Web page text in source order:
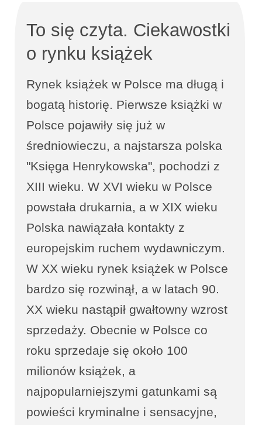
To się czyta. Ciekawostki
o rynku książek
Rynek książek w Polsce ma długą i
bogatą historię. Pierwsze książki w
Polsce pojawiły się już w
średniowieczu, a najstarsza polska
"Księga Henrykowska", pochodzi z
XIII wieku. W XVI wieku w Polsce
powstała drukarnia, a w XIX wieku
Polska nawiązała kontakty z
europejskim ruchem wydawniczym.
W XX wieku rynek książek w Polsce
bardzo się rozwinął, a w latach 90.
XX wieku nastąpił gwałtowny wzrost
sprzedaży. Obecnie w Polsce co
roku sprzedaje się około 100
milionów książek, a
najpopularniejszymi gatunkami są
powieści kryminalne i sensacyjne,